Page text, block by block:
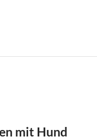
mit Hund